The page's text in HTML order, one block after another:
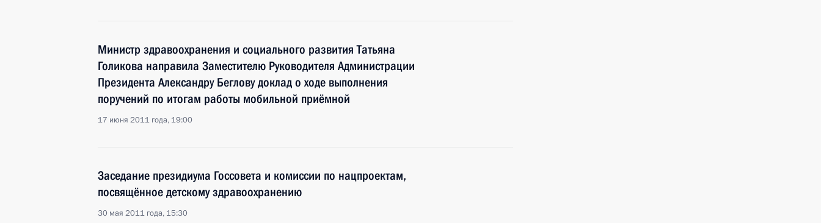
Министр здравоохранения и социального развития Татьяна
Голикова направила Заместителю Руководителя Администрации
Президента Александру Беглову доклад о ходе выполнения
поручений по итогам работы мобильной приёмной
17 июня 2011 года, 19:00
Заседание президиума Госсовета и комиссии по нацпроектам,
посвящённое детскому здравоохранению
30 мая 2011 года, 15:30